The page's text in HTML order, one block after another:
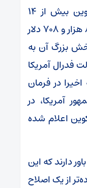
به نوشته کوین تلگراف، بیت‌کوین بیش از ۱۴
درصد افت داشته و به سطح ۸۰ هزار و ۷۰۸ دلار
بزرگ آن به
فدرال آمریکا
در فرمان
آمریکا، در
اعلام شده
دارند که این
از یک اصلاح